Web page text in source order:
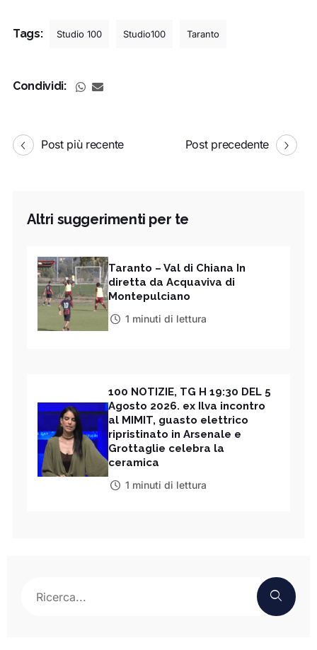
Tags: Studio 100 Studio100 Taranto
Condividi:
Post più recente Post precedente
Altri suggerimenti per te
Taranto – Val di Chiana In
diretta da Acquaviva di
Montepulciano
1 minuti di lettura
100 NOTIZIE, TG H 19:30 DEL 5
Agosto 2026. ex Ilva incontro
al MIMIT, guasto elettrico
ripristinato in Arsenale e
Grottaglie celebra la
ceramica
1 minuti di lettura